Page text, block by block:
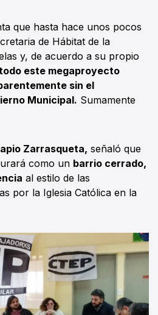
que hasta hace unos pocos
de Hábitat de la
y, de acuerdo a su propio
este megaproyecto
sin el
Municipal. Sumamente
Zarrasqueta, señaló que
como un barrio cerrado,
al estilo de las
por la Iglesia Católica en la